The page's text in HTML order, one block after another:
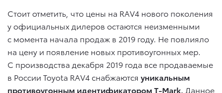
Стоит отметить, что цены на RAV4 нового поколения
у официальных дилеров остаются неизменными
с момента начала продаж в 2019 году. Не повлияло
на цену и появление новых противоугонных мер.
С производства декабря 2019 года все продаваемые
в России Toyota RAV4 снабжаются уникальным
противоугонным идентификатором T-Mark. Данное